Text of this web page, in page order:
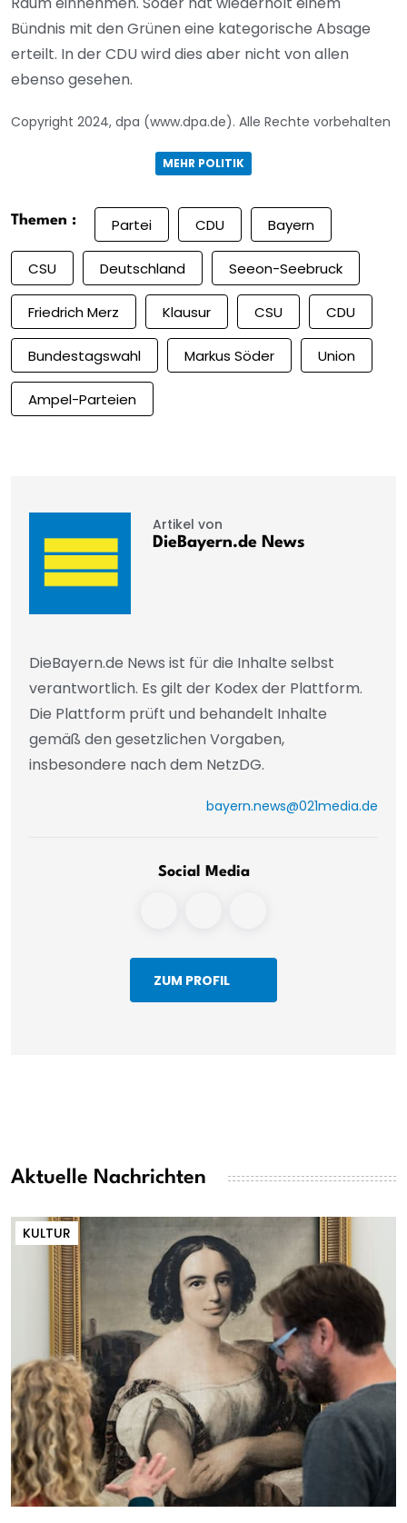
Bündnis mit den Grünen eine kategorische Absage
erteilt. In der CDU wird dies aber nicht von allen
ebenso gesehen.
Copyright 2024, dpa (www.dpa.de). Alle Rechte vorbehalten
MEHR POLITIK
Themen : Partei CDU Bayern
CSU Deutschland Seeon-Seebruck
Friedrich Merz Klausur CSU CDU
Bundestagswahl Markus Söder Union
Ampel-Parteien
Artikel von
DieBayern.de News
DieBayern.de News ist für die Inhalte selbst
verantwortlich. Es gilt der Kodex der Plattform.
Die Plattform prüft und behandelt Inhalte
gemäß den gesetzlichen Vorgaben,
insbesondere nach dem NetzDG.
bayern.news@021media.de
Social Media
ZUM PROFIL
Aktuelle Nachrichten
KULTUR